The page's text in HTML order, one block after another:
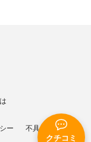
クチコミ
ー 不具合報告